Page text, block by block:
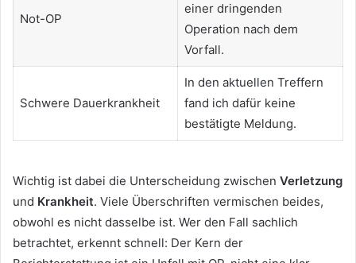
Not-OP
einer dringenden
Operation nach dem
Vorfall.
Schwere Dauerkrankheit
In den aktuellen Treffern
fand ich dafür keine
bestätigte Meldung.
Wichtig ist dabei die Unterscheidung zwischen Verletzung
und Krankheit. Viele Überschriften vermischen beides,
obwohl es nicht dasselbe ist. Wer den Fall sachlich
betrachtet, erkennt schnell: Der Kern der